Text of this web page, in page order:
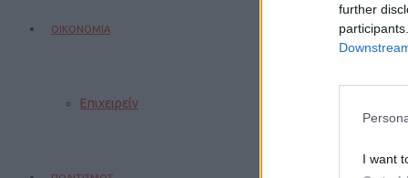
further
I want
ΟΙΚΟΝΟΜΙΑ
Επιχειρείν